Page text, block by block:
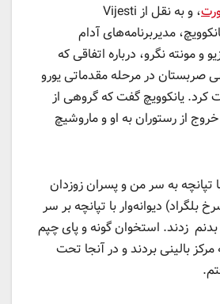
، و به نقل از Vijesti
مدیربرنامه‌های آدام
و مونته نگرو، درباره اتفاقی که
صربستان در مرحله مقدماتی یورو
کرد. یانکوویچ گفت که گروهی از
از رستوران به او و ماروشیچ
تپانچه به سر من و پسران زوزدان
بلگراد) دیوانه‌وار با تپانچه بر سر
زدند. استخوان گونه و پای چپم
بالینی بردند و در آنجا تحت